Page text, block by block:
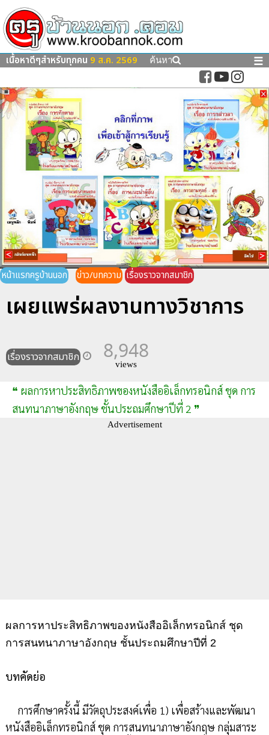
เนื้อหาดีๆสำหรับทุกคน 9 ส.ค. 2569 ค้นหา ☰
หน้าแรกครูบ้านนอก ข่าว/บทความ เรื่องราวจากสมาชิก
เผยแพร่ผลงานทางวิชาการ
เรื่องราวจากสมาชิก 8,948
views
❝ ผลการหาประสิทธิภาพของหนังสืออิเล็กทรอนิกส์ ชุด การ
สนทนาภาษาอังกฤษ ชั้นประถมศึกษาปีที่ 2 ❞
Advertisement
ผลการหาประสิทธิภาพของหนังสืออิเล็กทรอนิกส์ ชุด
การสนทนาภาษาอังกฤษ ชั้นประถมศึกษาปีที่ 2
บทคัดย่อ
การศึกษาครั้งนี้ มีวัตถุประสงค์เพื่อ 1) เพื่อสร้างและพัฒนา
หนังสืออิเล็กทรอนิกส์ ชุด การสนทนาภาษาอังกฤษ กลุ่มสาระ